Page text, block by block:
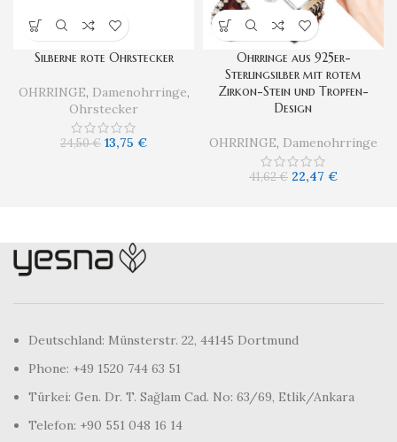
Silberne rote Ohrstecker
OHRRINGE, Damenohrringe,
Ohrstecker
24,50€ 13,75 €
Ohrringe aus 925er-
Sterlingsilber mit rotem
Zirkon-Stein und Tropfen-
Design
OHRRINGE, Damenohrringe
41,62€ 22,47 €
Deutschland: Münsterstr. 22, 44145 Dortmund
Phone: +49 1520 744 63 51
Türkei: Gen. Dr. T. Sağlam Cad. No: 63/69, Etlik/Ankara
Telefon: +90 551 048 16 14